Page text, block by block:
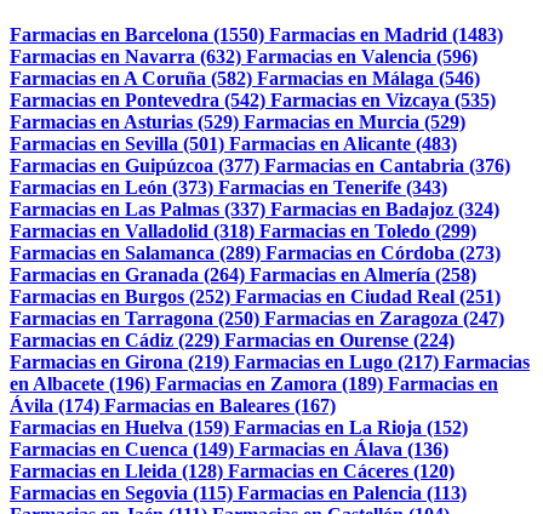
Farmacias en Barcelona (1550) Farmacias en Madrid (1483)
Farmacias en Navarra (632) Farmacias en Valencia (596)
Farmacias en A Coruña (582) Farmacias en Málaga (546)
Farmacias en Pontevedra (542) Farmacias en Vizcaya (535)
Farmacias en Asturias (529) Farmacias en Murcia (529)
Farmacias en Sevilla (501) Farmacias en Alicante (483)
Farmacias en Guipúzcoa (377) Farmacias en Cantabria (376)
Farmacias en León (373) Farmacias en Tenerife (343)
Farmacias en Las Palmas (337) Farmacias en Badajoz (324)
Farmacias en Valladolid (318) Farmacias en Toledo (299)
Farmacias en Salamanca (289) Farmacias en Córdoba (273)
Farmacias en Granada (264) Farmacias en Almería (258)
Farmacias en Burgos (252) Farmacias en Ciudad Real (251)
Farmacias en Tarragona (250) Farmacias en Zaragoza (247)
Farmacias en Cádiz (229) Farmacias en Ourense (224)
Farmacias en Girona (219) Farmacias en Lugo (217) Farmacias
en Albacete (196) Farmacias en Zamora (189) Farmacias en
Ávila (174) Farmacias en Baleares (167)
Farmacias en Huelva (159) Farmacias en La Rioja (152)
Farmacias en Cuenca (149) Farmacias en Álava (136)
Farmacias en Lleida (128) Farmacias en Cáceres (120)
Farmacias en Segovia (115) Farmacias en Palencia (113)